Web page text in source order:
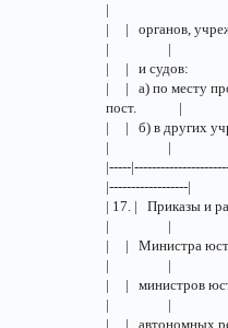
|
| |
| |
| | и
| | а) по месту
пост. |
| | б) в
| |
|-----
|------------------|
| 17. |
| |
| |
| |
| |
| |
| |